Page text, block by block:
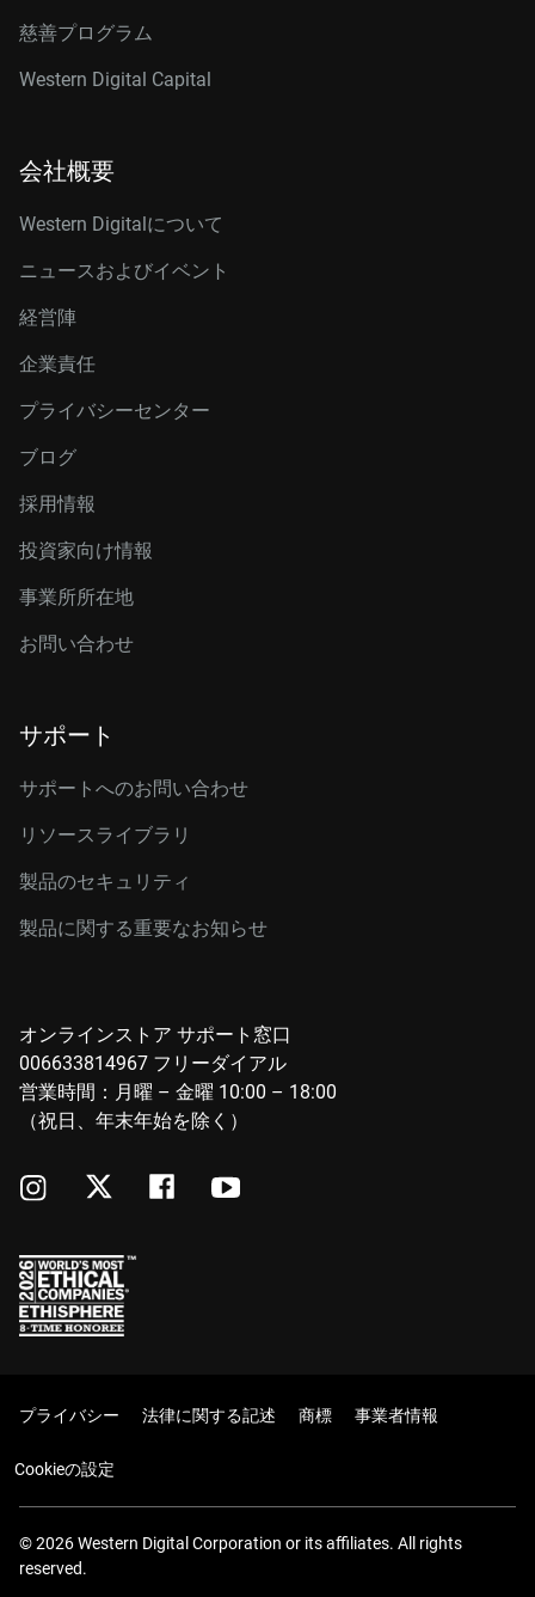
慈善プログラム
Western Digital Capital
会社概要
Western Digitalについて
ニュースおよびイベント
経営陣
企業責任
プライバシーセンター
ブログ
採用情報
投資家向け情報
事業所所在地
お問い合わせ
サポート
サポートへのお問い合わせ
リソースライブラリ
製品のセキュリティ
製品に関する重要なお知らせ
オンラインストア サポート窓口
006633814967 フリーダイアル
営業時間：月曜 – 金曜 10:00 – 18:00
（祝日、年末年始を除く）
プライバシー 法律に関する記述 商標 事業者情報
Cookieの設定
© 2026 Western Digital Corporation or its affiliates. All rights
reserved.